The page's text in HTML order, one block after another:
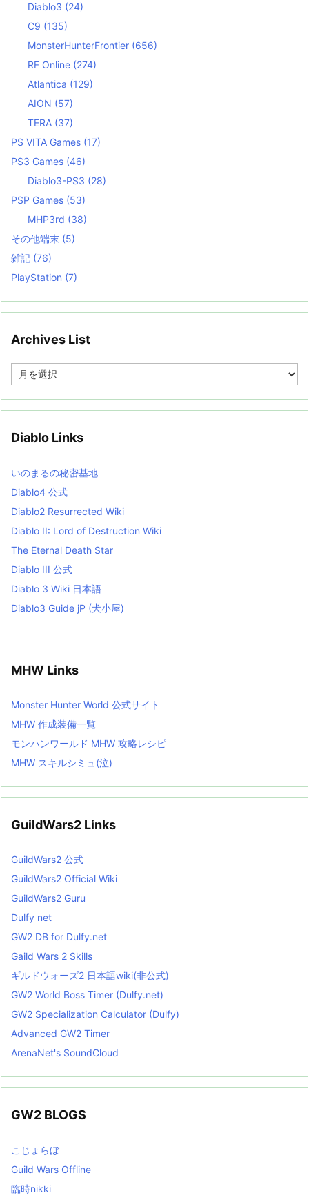
Diablo3 (24)
C9 (135)
MonsterHunterFrontier (656)
RF Online (274)
Atlantica (129)
AION (57)
TERA (37)
PS VITA Games (17)
PS3 Games (46)
Diablo3-PS3 (28)
PSP Games (53)
MHP3rd (38)
その他端末 (5)
雑記 (76)
PlayStation (7)
Archives List
e
i
s
t
Diablo Links
いのまるの秘密基地
Diablo4 公式
Diablo2 Resurrected Wiki
Diablo II: Lord of Destruction Wiki
The Eternal Death Star
Diablo III 公式
Diablo 3 Wiki 日本語
Diablo3 Guide jP (犬小屋)
MHW Links
Monster Hunter World 公式サイト
MHW 作成装備一覧
モンハンワールド MHW 攻略レシピ
MHW スキルシミュ(泣)
GuildWars2 Links
GuildWars2 公式
GuildWars2 Official Wiki
GuildWars2 Guru
Dulfy net
GW2 DB for Dulfy.net
Gaild Wars 2 Skills
ギルドウォーズ2 日本語wiki(非公式)
GW2 World Boss Timer (Dulfy.net)
GW2 Specialization Calculator (Dulfy)
Advanced GW2 Timer
ArenaNet's SoundCloud
GW2 BLOGS
こじょらぼ
Guild Wars Offline
臨時nikki